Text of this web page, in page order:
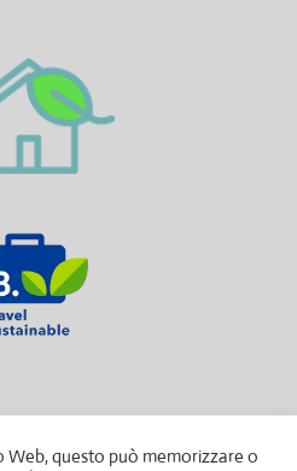
Web, questo può memorizzare o